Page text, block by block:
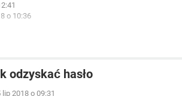
o 10:36
odzyskać hasło
lip 2018 o 09:31